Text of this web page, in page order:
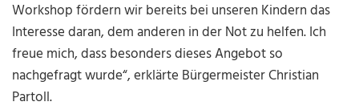
Workshop fördern wir bereits bei unseren Kindern das
Interesse daran, dem anderen in der Not zu helfen. Ich
freue mich, dass besonders dieses Angebot so
nachgefragt wurde“, erklärte Bürgermeister Christian
Partoll.